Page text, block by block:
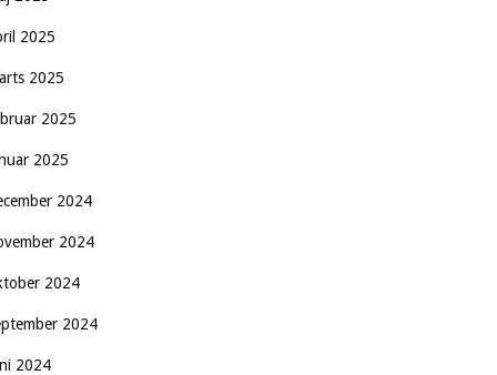
2025
2025
2025
2025
2024
2024
2024
2024
2024